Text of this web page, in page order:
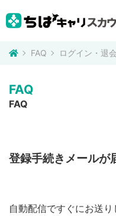
FAQ ログイン・退会
FAQ
FAQ
登録手続きメールが
自動配信ですぐにお送